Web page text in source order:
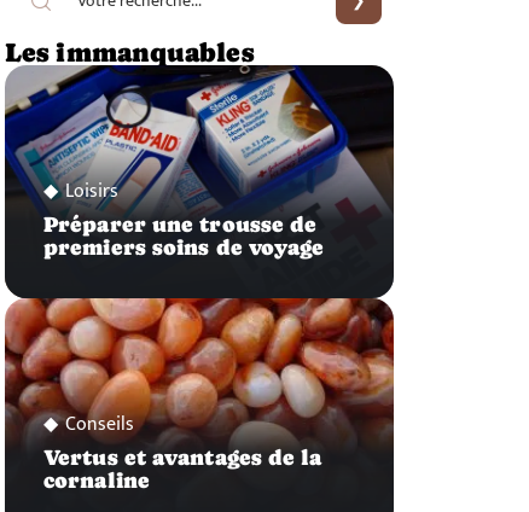
Les immanquables
Loisirs
Préparer une trousse de
premiers soins de voyage
Conseils
Vertus et avantages de la
cornaline